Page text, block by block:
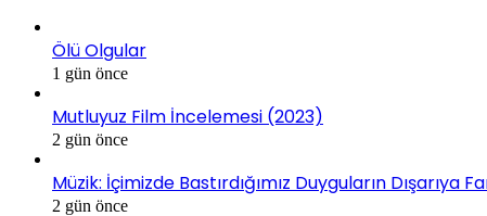
Ölü Olgular
1 gün önce
Mutluyuz Film İncelemesi (2023)
2 gün önce
Müzik: İçimizde Bastırdığımız Duyguların Dışarıya
2 gün önce